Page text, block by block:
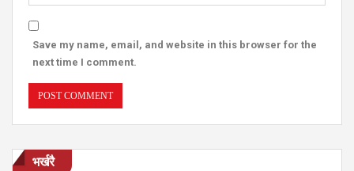
Save my name, email, and website in this browser for the
next time I comment.
भर्खरै